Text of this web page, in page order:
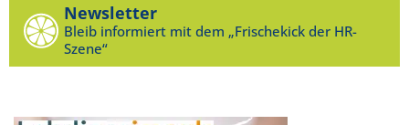
Newsletter
Bleib informiert mit dem „Frischekick der HR-
Szene“